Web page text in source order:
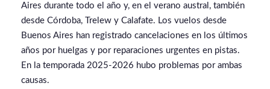
Aires durante todo el año y, en el verano austral, también
desde Córdoba, Trelew y Calafate. Los vuelos desde
Buenos Aires han registrado cancelaciones en los últimos
años por huelgas y por reparaciones urgentes en pistas.
En la temporada 2025-2026 hubo problemas por ambas
causas.